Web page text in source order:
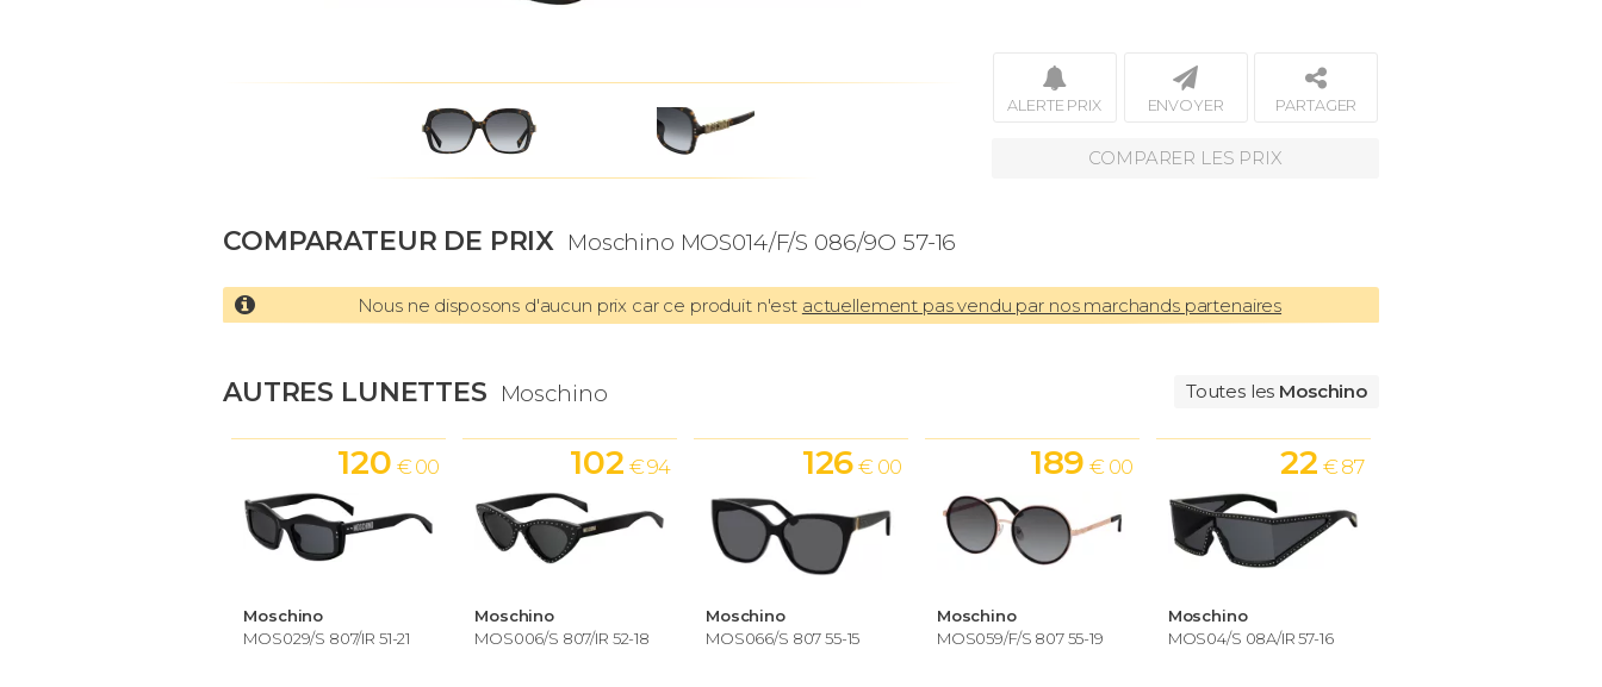
ALERTE PRIX ENVOYER PARTAGER
COMPARER LES PRIX
COMPARATEUR DE PRIX Moschino MOS014/F/S 086/9O 57-16
Nous ne disposons d'aucun prix car ce produit n'est actuellement pas vendu par nos marchands partenaires
AUTRES LUNETTES Moschino Toutes les Moschino
Moschino
MOS029/S 807/IR 51-21
120 € 00
Moschino
MOS006/S 807/IR 52-18
102 € 94
Moschino
MOS066/S 807 55-15
126 € 00
Moschino
MOS059/F/S 807 55-19
189 € 00
Moschino
MOS04/S 08A/IR 57-16
22 € 87